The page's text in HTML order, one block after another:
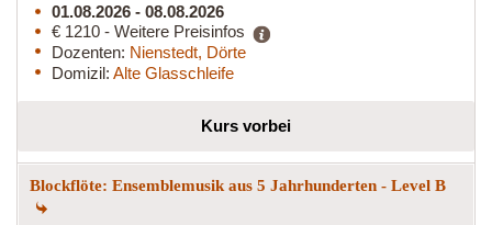
01.08.2026 - 08.08.2026
€ 1210 - Weitere Preisinfos
Dozenten: Nienstedt, Dörte
Domizil: Alte Glasschleife
Kurs vorbei
Blockflöte: Ensemblemusik aus 5 Jahrhunderten - Level B